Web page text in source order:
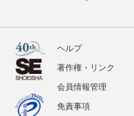
ヘルプ
著作権・リンク
会員情報管理
免責事項